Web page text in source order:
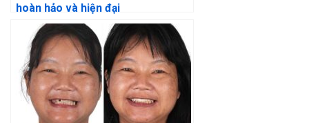
hoàn hảo và hiện đại